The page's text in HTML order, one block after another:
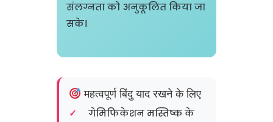
संलग्नता को अनुकूलित किया जा
सके।
महत्वपूर्ण बिंदु याद रखने के लिए
गेमिफिकेशन मस्तिष्क के